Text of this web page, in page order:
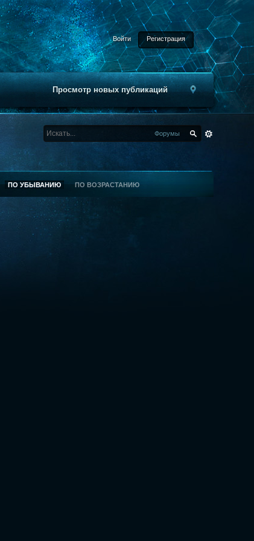
Войти Регистрация
Просмотр новых публикаций
Форумы
ПО УБЫВАНИЮ ПО ВОЗРАСТАНИЮ